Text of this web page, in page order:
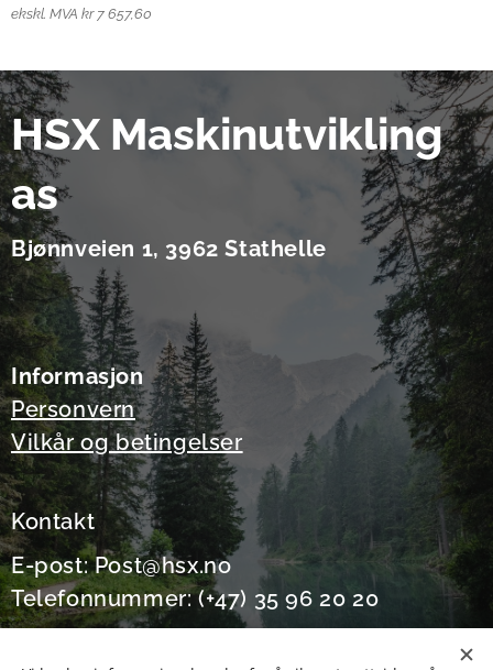
ekskl. MVA kr 7 657,60
HSX Maskinutvikling
as
Bjønnveien 1, 3962 Stathelle
Informasjon
Personvern
Vilkår og betingelser
Kontakt
E-post: Post@hsx.no
Telefonnummer: (+47) 35 96 20 20